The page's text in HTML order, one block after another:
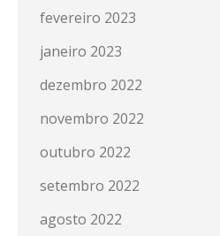
fevereiro 2023
janeiro 2023
dezembro 2022
novembro 2022
outubro 2022
setembro 2022
agosto 2022